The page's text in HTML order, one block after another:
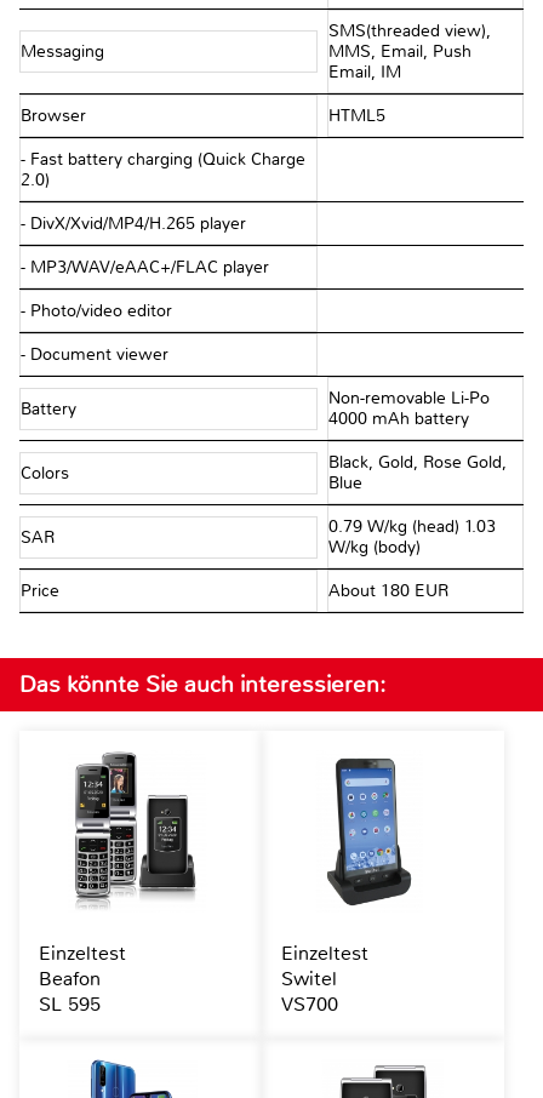
Messaging
SMS(threaded view),
MMS, Email, Push
Email, IM
Browser HTML5
- Fast battery charging (Quick Charge
2.0)
- DivX/Xvid/MP4/H.265 player
- MP3/WAV/eAAC+/FLAC player
- Photo/video editor
- Document viewer
Battery
Non-removable Li-Po
4000 mAh battery
Colors
Black, Gold, Rose Gold,
Blue
SAR
0.79 W/kg (head) 1.03
W/kg (body)
Price About 180 EUR
Das könnte Sie auch interessieren:
Einzeltest
Beafon
SL 595
Einzeltest
Switel
VS700